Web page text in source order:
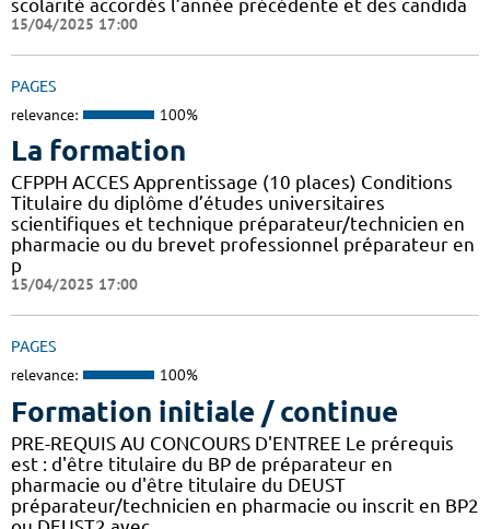
scolarité accordés l’année précédente et des candida
15/04/2025 17:00
PAGES
relevance: 100%
La formation
CFPPH ACCES Apprentissage (10 places) Conditions
Titulaire du diplôme d’études universitaires
scientifiques et technique préparateur/technicien en
pharmacie ou du brevet professionnel préparateur en
p
15/04/2025 17:00
PAGES
relevance: 100%
Formation initiale / continue
PRE-REQUIS AU CONCOURS D'ENTREE Le prérequis
est : d'être titulaire du BP de préparateur en
pharmacie ou d'être titulaire du DEUST
préparateur/technicien en pharmacie ou inscrit en BP2